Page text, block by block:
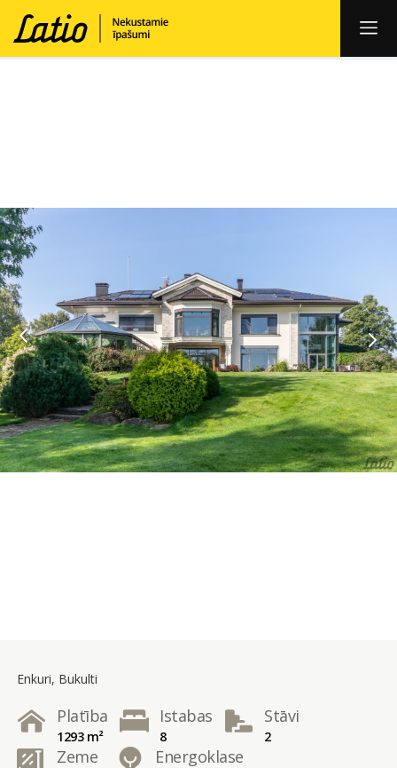
Enkuri, Bukulti
Platība
1293 m²
Istabas
8
Stāvi
2
Zeme Energoklase